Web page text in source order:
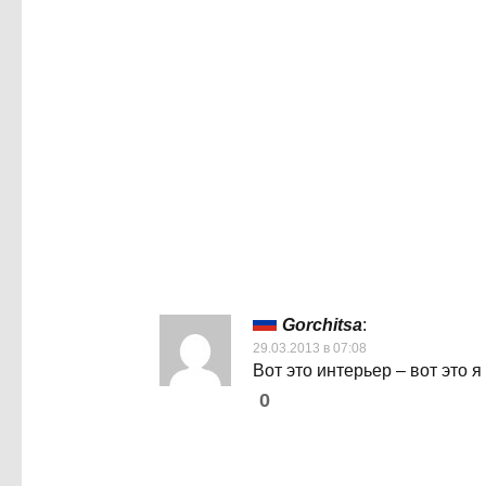
Gorchitsa:
29.03.2013 в 07:08
Вот это интерьер – вот это
0